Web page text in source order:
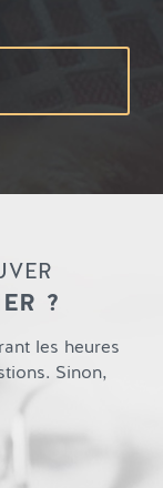
?
les heures
Sinon,